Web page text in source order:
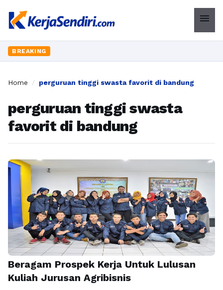
menu
BREAKING
Home / perguruan tinggi swasta favorit di bandung
perguruan tinggi swasta
favorit di bandung
Beragam Prospek Kerja Untuk Lulusan
Kuliah Jurusan Agribisnis